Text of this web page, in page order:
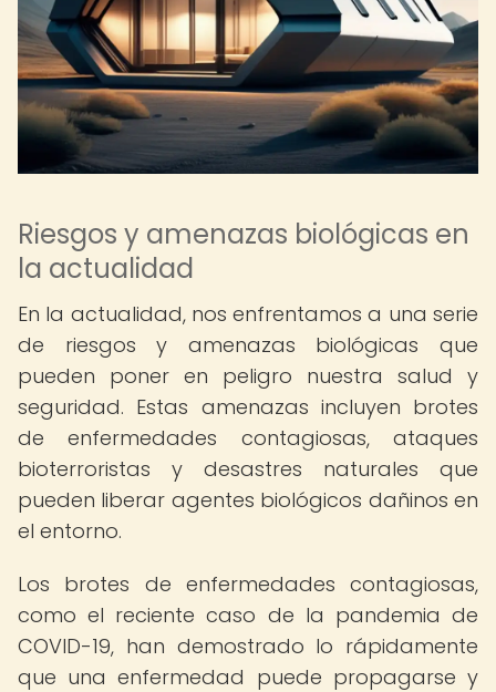
Riesgos y amenazas biológicas en
la actualidad
En la actualidad, nos enfrentamos a una serie
de riesgos y amenazas biológicas que
pueden poner en peligro nuestra salud y
seguridad. Estas amenazas incluyen brotes
de enfermedades contagiosas, ataques
bioterroristas y desastres naturales que
pueden liberar agentes biológicos dañinos en
el entorno.
Los brotes de enfermedades contagiosas,
como el reciente caso de la pandemia de
COVID-19, han demostrado lo rápidamente
que una enfermedad puede propagarse y